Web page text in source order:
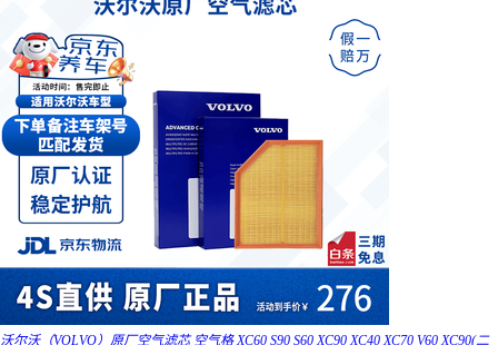
沃尔沃（VOLVO）原厂空气滤芯 空气格 XC60 S90 S60 XC90 XC40 XC70 V60 XC90(二